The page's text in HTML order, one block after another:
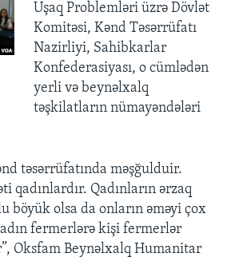
Uşaq Problemləri üzrə Dövlət
Komitəsi, Kənd Təsərrüfatı
Nazirliyi, Sahibkarlar
Konfederasiyası, o cümlədən
yerli və beynəlxalq
təşkilatların nümayəndələri
təsərrüfatında məşğulduir.
qadınlardır. Qadınların ərzaq
böyük olsa da onların əməyi çox
fermerlərə kişi fermerlər
Oksfam Beynəlxalq Humanitar